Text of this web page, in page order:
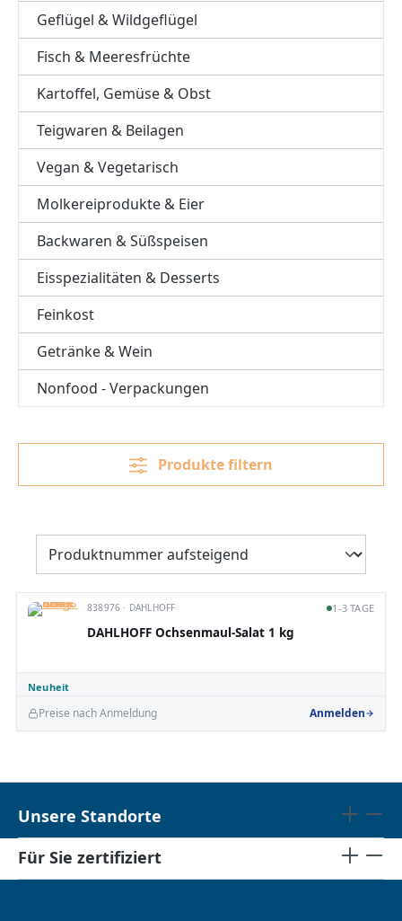
Geflügel & Wildgeflügel
Fisch & Meeresfrüchte
Kartoffel, Gemüse & Obst
Teigwaren & Beilagen
Vegan & Vegetarisch
Molkereiprodukte & Eier
Backwaren & Süßspeisen
Eisspezialitäten & Desserts
Feinkost
Getränke & Wein
Nonfood - Verpackungen
Produkte filtern
Neuheit
838976 · DAHLHOFF 1-3 TAGE
DAHLHOFF Ochsenmaul-Salat 1 kg
Preise nach Anmeldung Anmelden
Unsere Standorte
Für Sie zertifiziert